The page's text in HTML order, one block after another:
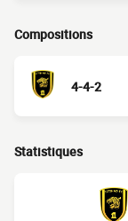
Compositions
4-4-2
Statistiques